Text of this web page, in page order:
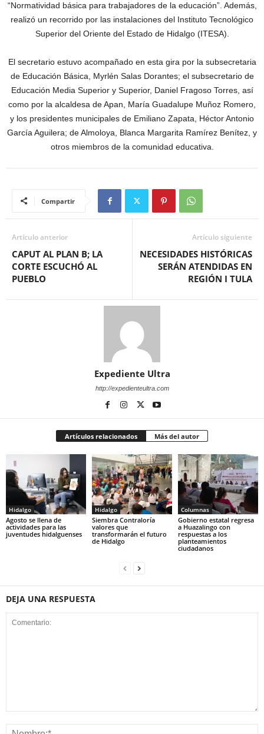
“Normatividad básica para trabajadores de la educación”. Además,
realizó un recorrido por las instalaciones del Instituto Tecnológico
Superior del Oriente del Estado de Hidalgo (ITESA).
El secretario estuvo acompañado en esta gira por la subsecretaria
de Educación Básica, Myrlén Salas Dorantes; el subsecretario de
Educación Media Superior y Superior, Daniel Fragoso Torres, así
como por la alcaldesa de Apan, María Guadalupe Muñoz Romero,
y los presidentes municipales de Emiliano Zapata, Héctor Antonio
García Aguilera; de Almoloya, Blanca Margarita Ramírez Benítez, y
otros miembros de la comunidad educativa.
Compartir
Artículo anterior
CAPUT AL PLAN B; LA
CORTE ESCUCHÓ AL
PUEBLO
Artículo siguiente
NECESIDADES HISTÓRICAS
SERÁN ATENDIDAS EN
REGIÓN I TULA
Expediente Ultra
http://expedienteultra.com
Artículos relacionados Más del autor
Hidalgo
Agosto se llena de
actividades para las
juventudes hidalguenses
Hidalgo
Siembra Contraloría
valores que
transformarán el futuro
de Hidalgo
Columnas
Gobierno estatal regresa
a Huazalingo con
respuestas a los
planteamientos
ciudadanos
DEJA UNA RESPUESTA